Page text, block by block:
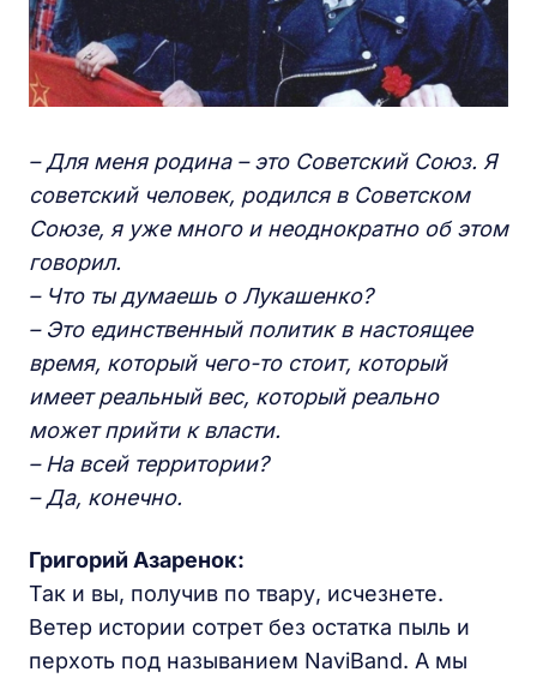
– Для меня родина – это Советский Союз. Я
советский человек, родился в Советском
Союзе, я уже много и неоднократно об этом
говорил.
– Что ты думаешь о Лукашенко?
– Это единственный политик в настоящее
время, который чего-то стоит, который
имеет реальный вес, который реально
может прийти к власти.
– На всей территории?
– Да, конечно.
Григорий Азаренок:
Так и вы, получив по твару, исчезнете.
Ветер истории сотрет без остатка пыль и
перхоть под называнием NaviBand. А мы